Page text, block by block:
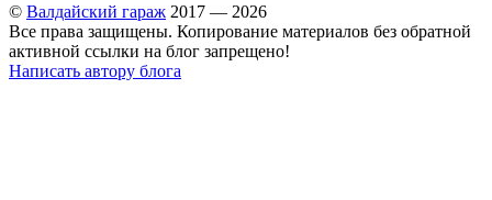
© Валдайский гараж 2017 — 2026
Все права защищены. Копирование материалов без обратной
активной ссылки на блог запрещено!
Написать автору блога